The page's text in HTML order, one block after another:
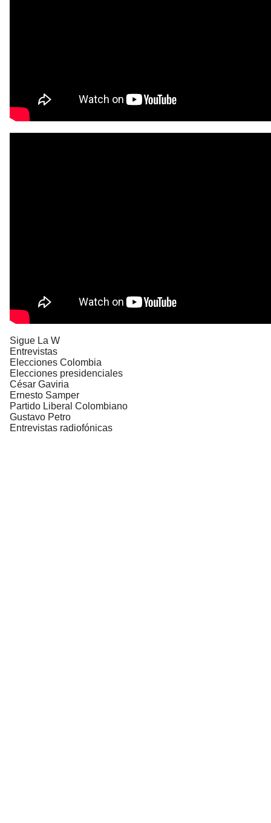
Sigue La W
Entrevistas
Elecciones Colombia
Elecciones presidenciales
César Gaviria
Ernesto Samper
Partido Liberal Colombiano
Gustavo Petro
Entrevistas radiofónicas